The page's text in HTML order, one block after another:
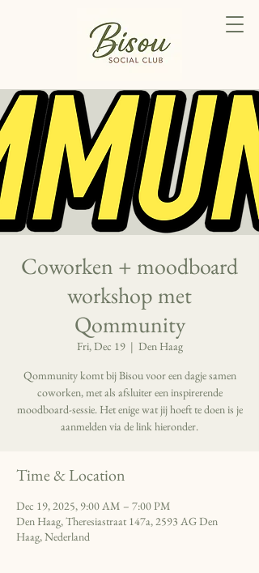
Coworken + moodboard
workshop met
Qommunity
Fri, Dec 19
  |
Den Haag
Qommunity komt bij Bisou voor een dagje samen
coworken, met als afsluiter een inspirerende
moodboard-sessie. Het enige wat jij hoeft te doen is je
aanmelden via de link hieronder.
Time & Location
Dec 19, 2025, 9:00 AM – 7:00 PM
Den Haag, Theresiastraat 147a, 2593 AG Den
Haag, Nederland